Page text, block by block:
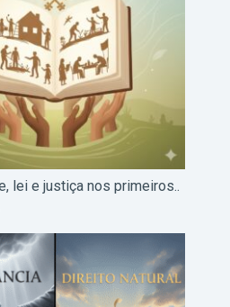
lei e justiça nos primeiros..